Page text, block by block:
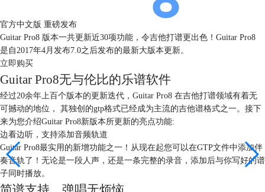
官方中文版 重磅发布
Guitar Pro8 版本一共更新近30项功能，令吉他打谱更出色！Guitar Pro8
是自2017年4月发布7.0之后发布的最新大版本更新。
立即购买
Guitar Pro8无与伦比的乐谱软件
经过20余年上百个版本的更新迭代，Guitar Pro8 在吉他打谱领域有着无
可撼动的地位，
其独创的gtp格式已经成为主流的吉他谱格式之一。接下
来为您介绍Guitar Pro8新版本所更新的亮点功能:
边看边听，支持添加音频轨道
Guitar Pro8最实用的新增功能之一！从现在起您可以在GTP文件中添加伴
奏音轨了！无论是一段人声，还是一条完整的录音，添加后与你写好的谱
子同时播放。